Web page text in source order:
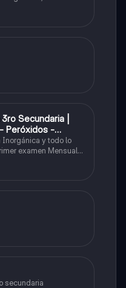
Secundaria |
Peróxidos -
Inorgánica y todo lo
examen Mensual
secundaria